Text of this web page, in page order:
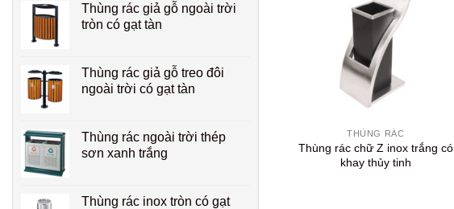
Thùng rác giả gỗ ngoài trời
tròn có gạt tàn
Thùng rác giả gỗ treo đôi
ngoài trời có gạt tàn
Thùng rác ngoài trời thép
sơn xanh trắng
Thùng rác inox tròn có gạt
THÙNG RÁC
Thùng rác chữ Z inox trắng có
khay thủy tinh